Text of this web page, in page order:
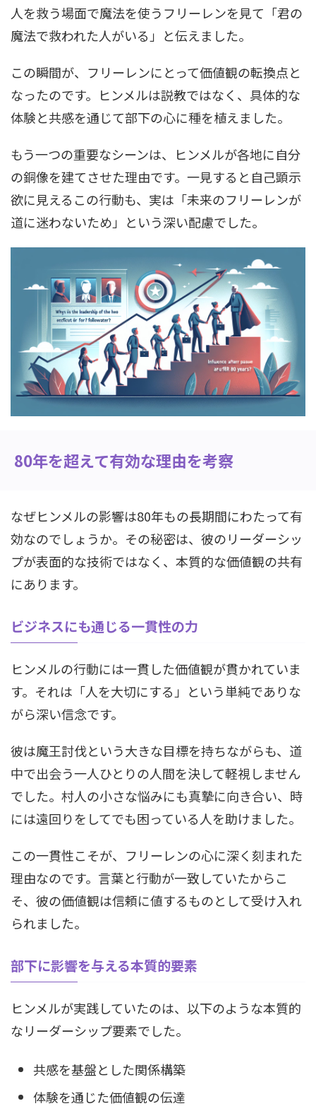
人を救う場面で魔法を使うフリーレンを見て「君の
魔法で救われた人がいる」と伝えました。
この瞬間が、フリーレンにとって価値観の転換点と
なったのです。ヒンメルは説教ではなく、具体的な
体験と共感を通じて部下の心に種を植えました。
もう一つの重要なシーンは、ヒンメルが各地に自分
の銅像を建てさせた理由です。一見すると自己顕示
欲に見えるこの行動も、実は「未来のフリーレンが
道に迷わないため」という深い配慮でした。
80年を超えて有効な理由を考察
なぜヒンメルの影響は80年もの長期間にわたって有
効なのでしょうか。その秘密は、彼のリーダーシッ
プが表面的な技術ではなく、本質的な価値観の共有
にあります。
ビジネスにも通じる一貫性の力
ヒンメルの行動には一貫した価値観が貫かれていま
す。それは「人を大切にする」という単純でありな
がら深い信念です。
彼は魔王討伐という大きな目標を持ちながらも、道
中で出会う一人ひとりの人間を決して軽視しません
でした。村人の小さな悩みにも真摯に向き合い、時
には遠回りをしてでも困っている人を助けました。
この一貫性こそが、フリーレンの心に深く刻まれた
理由なのです。言葉と行動が一致していたからこ
そ、彼の価値観は信頼に値するものとして受け入れ
られました。
部下に影響を与える本質的要素
ヒンメルが実践していたのは、以下のような本質的
なリーダーシップ要素でした。
共感を基盤とした関係構築
体験を通じた価値観の伝達